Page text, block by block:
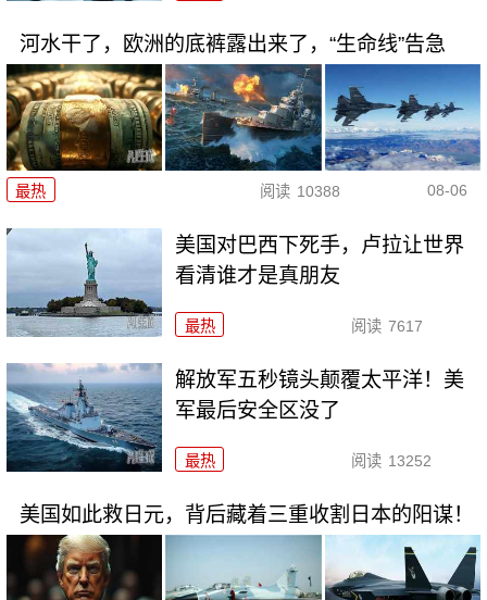
河水干了，欧洲的底裤露出来了，“生命线”告急
最热 阅读 10388 08-06
美国对巴西下死手，卢拉让世界
看清谁才是真朋友
最热 阅读 7617
解放军五秒镜头颠覆太平洋！美
军最后安全区没了
最热 阅读 13252
美国如此救日元，背后藏着三重收割日本的阳谋！